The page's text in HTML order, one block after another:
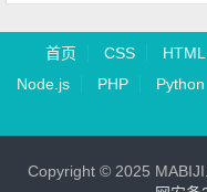
首页 CSS HTML
Node.js
PHP Python
Copyright © 2025